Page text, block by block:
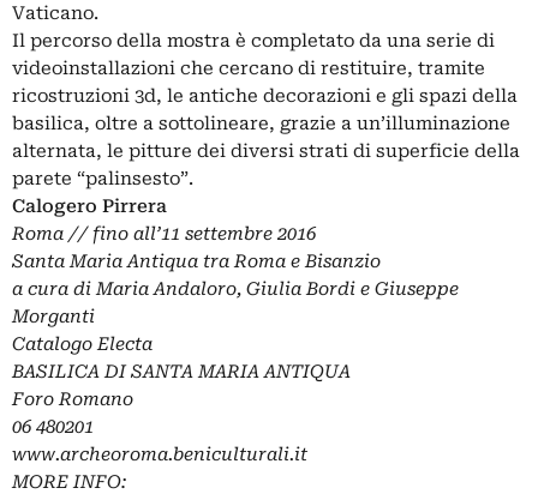
Vaticano.
Il percorso della mostra è completato da una serie di
videoinstallazioni che cercano di restituire, tramite
ricostruzioni 3d, le antiche decorazioni e gli spazi della
basilica, oltre a sottolineare, grazie a un’illuminazione
alternata, le pitture dei diversi strati di superficie della
parete “palinsesto”.
Calogero Pirrera
Roma // fino all’11 settembre 2016
Santa Maria Antiqua tra Roma e Bisanzio
a cura di Maria Andaloro, Giulia Bordi e Giuseppe
Morganti
Catalogo Electa
BASILICA DI SANTA MARIA ANTIQUA
Foro Romano
06 480201
www.archeoroma.beniculturali.it
MORE INFO: